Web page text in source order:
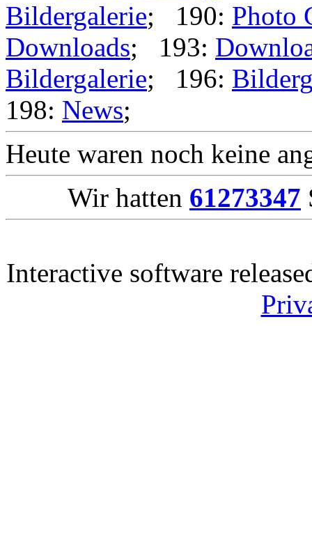
Bildergalerie; 190: Photo
Downloads; 193:
Bildergalerie; 196:
198: News;
Heute waren noch keine
Wir hatten 61273347
Interactive software